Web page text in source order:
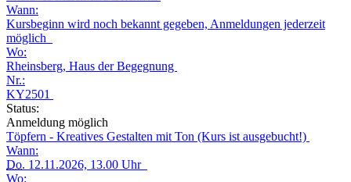
Wann:
Kursbeginn wird noch bekannt gegeben, Anmeldungen jederzeit
möglich
Wo:
Rheinsberg, Haus der Begegnung
Nr.:
KY2501
Status:
Anmeldung möglich
Töpfern - Kreatives Gestalten mit Ton (Kurs ist ausgebucht!)
Wann:
Do. 12.11.2026, 13.00 Uhr
Wo: